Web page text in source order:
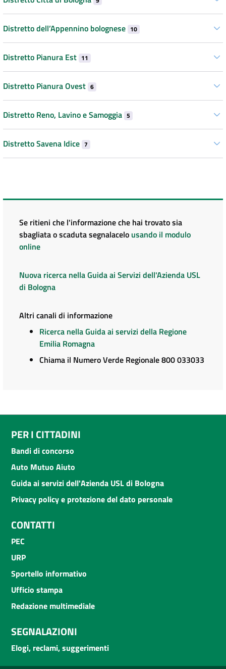
Distretto dell’Appennino bolognese 10
Distretto Pianura Est 11
Distretto Pianura Ovest 6
Distretto Reno, Lavino e Samoggia 5
Distretto Savena Idice 7
Se ritieni che l'informazione che hai trovato sia
sbagliata o scaduta segnalacelo usando il modulo
online
Nuova ricerca nella Guida ai Servizi dell'Azienda USL
di Bologna
Altri canali di informazione
Ricerca nella Guida ai servizi della Regione
Emilia Romagna
Chiama il Numero Verde Regionale 800 033033
PER I CITTADINI
Bandi di concorso
Auto Mutuo Aiuto
Guida ai servizi dell'Azienda USL di Bologna
Privacy policy e protezione del dato personale
CONTATTI
PEC
URP
Sportello informativo
Ufficio stampa
Redazione multimediale
SEGNALAZIONI
Elogi, reclami, suggerimenti